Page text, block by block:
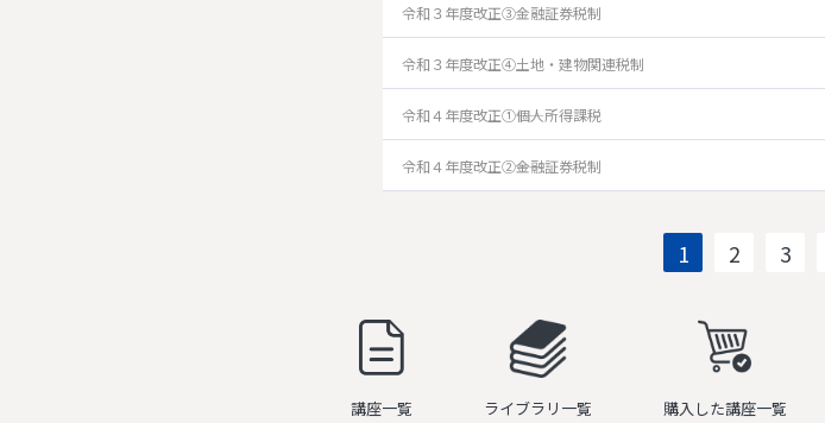
令和３年度改正③金融証券税制
令和３年度改正④土地・建物関連税制
令和４年度改正①――個人所得課税
令和４年度改正②――金融証券税制
1 2 3
講座一覧 ライブラリ一覧 購入した講座一覧